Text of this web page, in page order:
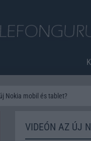
Nokia mobil és tablet?
VIDEÓN AZ ÚJ